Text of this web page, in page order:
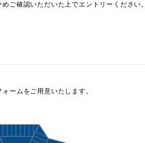
ご確認いただいた上でエントリーください。
ームをご用意いたします。